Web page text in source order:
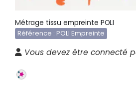
Métrage tissu empreinte POLI
Référence : POLI Empreinte
Vous devez être connecté